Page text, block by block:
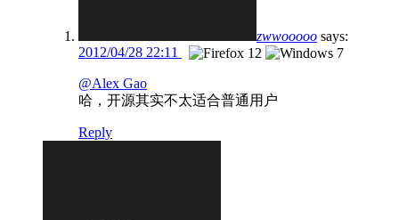
zwwooooo says:
2012/04/28 22:11
@Alex Gao
哈，开源其实不太适合普通用户
Reply